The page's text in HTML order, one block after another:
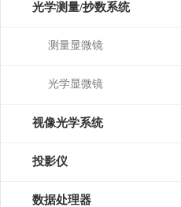
光学测量/抄数系统
测量显微镜
光学显微镜
视像光学系统
投影仪
数据处理器